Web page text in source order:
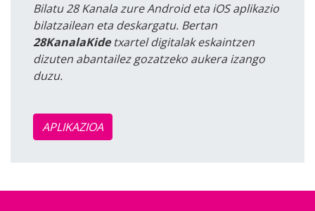
Bilatu 28 Kanala zure Android eta iOS aplikazio
bilatzailean eta deskargatu. Bertan
28KanalaKidetxartel digitalak eskaintzen
dizuten abantailez gozatzeko aukera izango
duzu.
APLIKAZIOA